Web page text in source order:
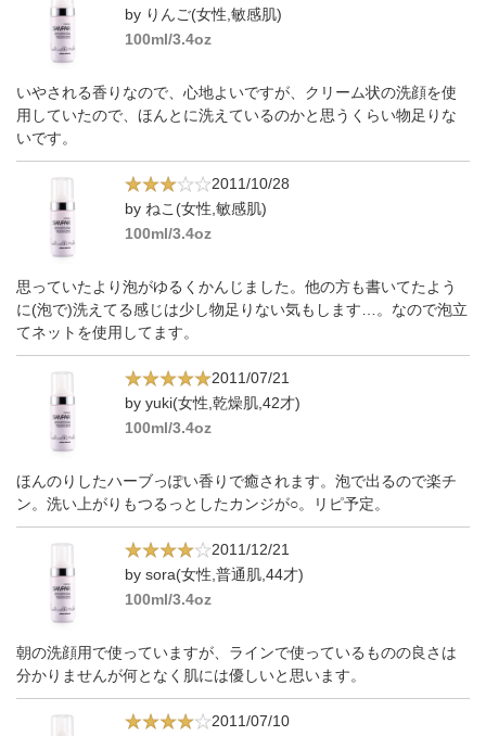
by りんご(女性,敏感肌)
100ml/3.4oz
いやされる香りなので、心地よいですが、クリーム状の洗顔を使
用していたので、ほんとに洗えているのかと思うくらい物足りな
いです。
2011/10/28
by ねこ(女性,敏感肌)
100ml/3.4oz
思っていたより泡がゆるくかんじました。他の方も書いてたよう
に(泡で)洗えてる感じは少し物足りない気もします…。なので泡立
てネットを使用してます。
2011/07/21
by yuki(女性,乾燥肌,42才)
100ml/3.4oz
ほんのりしたハーブっぽい香りで癒されます。泡で出るので楽チ
ン。洗い上がりもつるっとしたカンジが○。リピ予定。
2011/12/21
by sora(女性,普通肌,44才)
100ml/3.4oz
朝の洗顔用で使っていますが、ラインで使っているものの良さは
分かりませんが何となく肌には優しいと思います。
2011/07/10